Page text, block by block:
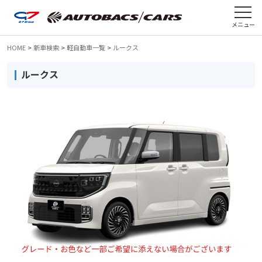
メニュー
HOME > 新車検索 >軽自動車一覧 > ルークス
ルークス